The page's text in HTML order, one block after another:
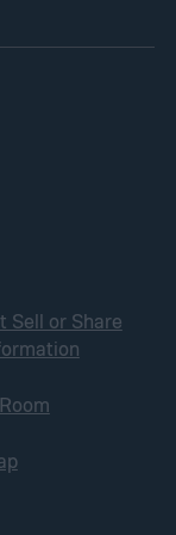
Sell or Share